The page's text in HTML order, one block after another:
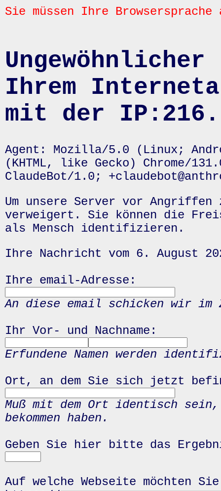
Sie müssen Ihre
Ihrem
mit der
Agent: Mozilla/5.0 (Linux;
(KHTML, like Gecko) Chrome/
ClaudeBot/1.0;
Um unsere Server vor
verweigert. Sie können die
als Mensch identifizieren.
Ihre Nachricht vom 6. August
Ihre email-Adresse:
An diese email schicken wir
Ihr Vor- und Nachname:
Erfundene Namen werden
Ort, an dem Sie sich jetzt
Muß mit dem Ort identisch
bekommen haben.
Geben Sie hier bitte das
Auf welche Webseite möchten